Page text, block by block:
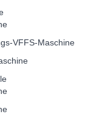
VFFS-Maschine